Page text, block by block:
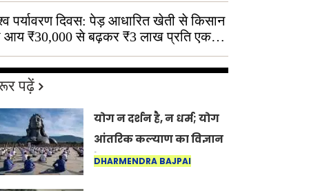
पर्यावरण दिवस: पेड़ आधारित खेती से किसान
आय ₹30,000 से बढ़कर ₹3 लाख प्रति एकड़
पढ़ें
योग न दर्शन है, न धर्म; योग
आंतरिक कल्याण का विज्ञान
है: अंतरराष्ट्रीय योग दिवस
DHARMENDRA BAJPAI